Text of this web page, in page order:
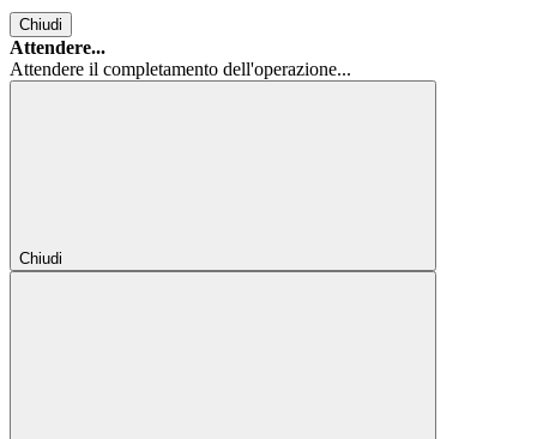
Chiudi
Attendere...
Attendere il completamento dell'operazione...
Chiudi